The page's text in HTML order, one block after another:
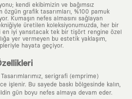
kendi ekibimizin ve bağımsız
özgün grafik tasarımları, %100 pamuk
Kumaşın nefes almasını sağlayan
üretilen koleksiyonumuzda, her bir
iyi yansıtacak tek bir tişört rengine özel
yer vermeyen bu estetik yaklaşım,
hayata geçiyor.
Tasarımlarımız, serigrafi (emprime)
işlenir. Bu sayede baskı bölgesinde kalın,
gün boyu nefes almaya devam eder.